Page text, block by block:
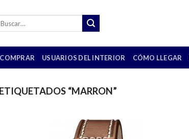
USUARIOS DEL INTERIOR CÓMO LLEGAR
“MARRON”